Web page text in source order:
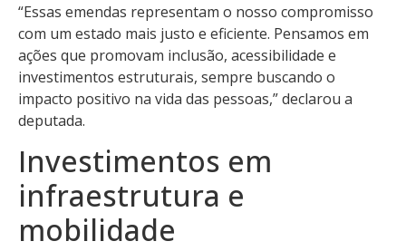
“Essas emendas representam o nosso compromisso
com um estado mais justo e eficiente. Pensamos em
ações que promovam inclusão, acessibilidade e
investimentos estruturais, sempre buscando o
impacto positivo na vida das pessoas,” declarou a
deputada.
Investimentos em
infraestrutura e
mobilidade